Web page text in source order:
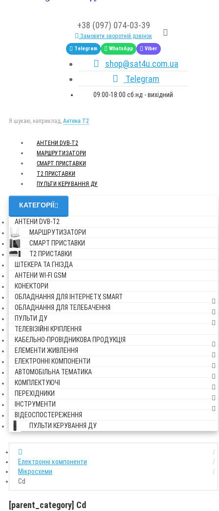
+38 (097) 074-03-39
Замовити зворотній дзвінок
Telegram WhatsApp Viber
shop@sat4u.com.ua
Telegram
09:00-18:00 сб.нд - вихідний
Я шукаю, наприклад, Антена Т2
АНТЕНИ DVB-Т2
МАРШРУТИЗАТОРИ
СМАРТ ПРИСТАВКИ
Т2 ПРИСТАВКИ
ПУЛЬТИ КЕРУВАННЯ ДУ
КАТЕГОРІЇ
АНТЕНИ DVB-Т2
МАРШРУТИЗАТОРИ
СМАРТ ПРИСТАВКИ
Т2 ПРИСТАВКИ
ШТЕКЕРА ТА ГНІЗДА
АНТЕНИ WI-FI GSM
КОНЕКТОРИ
ОБЛАДНАННЯ ДЛЯ ІНТЕРНЕТУ, SMART
ОБЛАДНАННЯ ДЛЯ ТЕЛЕБАЧЕННЯ
ПУЛЬТИ ДУ
ТЕЛЕВІЗІЙНІ КРІПЛЕННЯ
КАБЕЛЬНО-ПРОВІДНИКОВА ПРОДУКЦІЯ
ЕЛЕМЕНТИ ЖИВЛЕННЯ
ЕЛЕКТРОННІ КОМПОНЕНТИ
АВТОМОБІЛЬНА ТЕМАТИКА
КОМПЛЕКТУЮЧІ
ПЕРЕХІДНИКИ
ІНСТРУМЕНТИ
ВІДЕОСПОСТЕРЕЖЕННЯ
ПУЛЬТИ КЕРУВАННЯ ДУ
Електронні компоненти
Мікросхеми
Cd
[parent_category] Cd